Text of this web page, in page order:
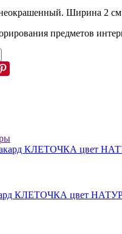
Ширина 2 см
предметов
КЛЕТОЧКА цвет